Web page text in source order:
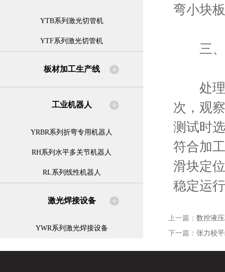
YTB系列激光切管机
YTF系列激光切管机
板材加工生产线
工业机器人
YRBR系列折弯专用机器人
RH系列水平多关节机器人
RL系列线性机器人
激光焊接设备
YWR系列激光焊接设备
弯小块
三、
处理
次，观
测试时
符合加
滑块定
稳定运
上一篇： 数控液
下一篇： 张力校